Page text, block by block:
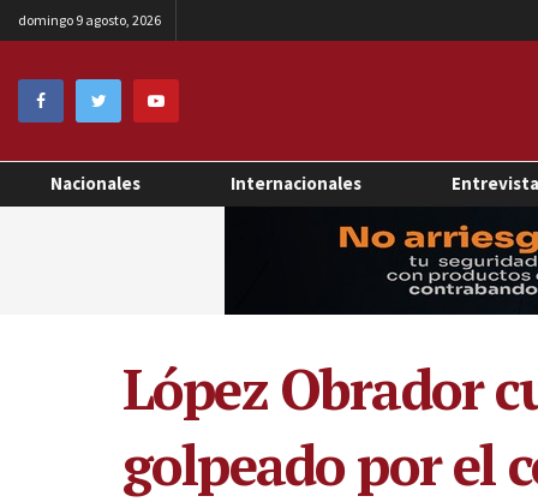
domingo 9 agosto, 2026
Nacionales Internacionales
López Obrador
golpeado por el